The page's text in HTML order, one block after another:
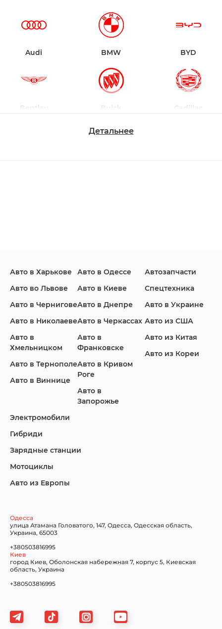
Audi BMW BYD
Bentley Buick Cadillac
Infiniti Jaguar Jeep
Lincoln
Nissan
Volkswagen
Детальнее
Авто в Харькове
Авто во Львове
Авто в Чернигове
Авто в Николаеве
Авто в
Хмельницком
Авто в Тернополе
Авто в Виннице
Авто в Одессе
Авто в Киеве
Авто в Днепре
Авто в Черкассах
Авто в
Франковске
Авто в Кривом
Роге
Авто в
Запорожье
Автозапчасти
Спецтехника
Авто в Украине
Авто из США
Авто из Китая
Авто из Кореи
Электромобили
Гибриди
Зарядные станции
Мотоциклы
Авто из Европы
Одесса
улица Атамана Головатого, 147, Одесса, Одесская область,
Украина, 65003
+380503816995
Киев
город Киев, Оболонская набережная 7, корпус 5, Киевская
область, Украина
+380503816995